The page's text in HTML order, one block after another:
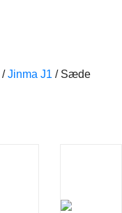
/ Jinma J1 /Sæde